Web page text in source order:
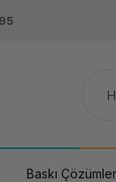
Baskı